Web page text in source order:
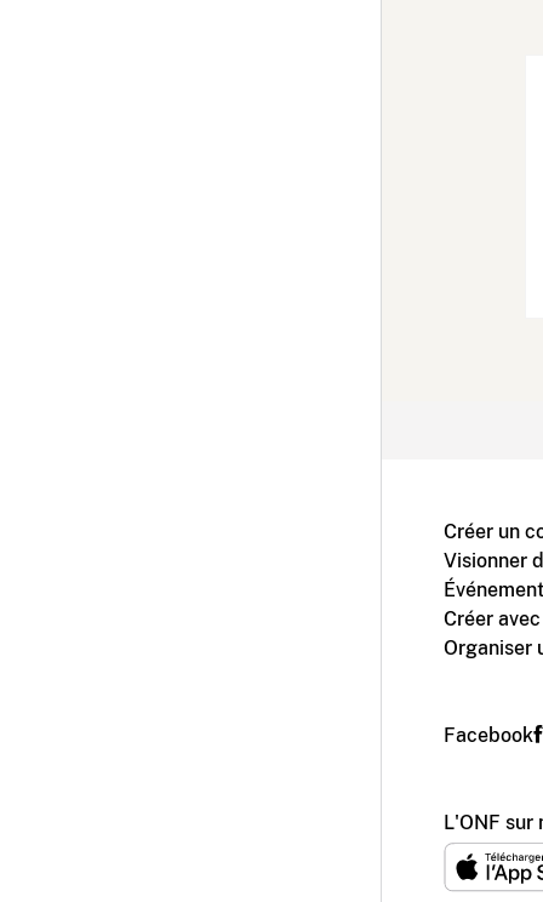
Créer un
Visionner
Créer
Organiser
Facebook
L'ONF sur